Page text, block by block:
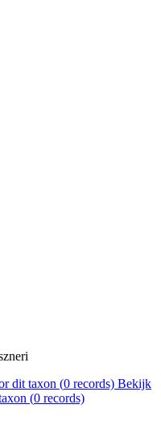
dit taxon (0 records) Bekijk
(0 records)